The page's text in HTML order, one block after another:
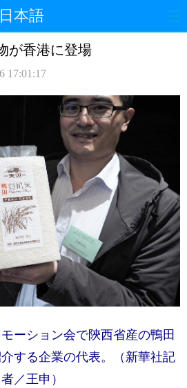
本語
政治
写真
が香港に登場
17:01:17
ーション会で陝西省産の鴨田
する企業の代表。
（新華社記
者／王申）